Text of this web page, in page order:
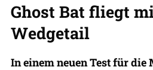
Ghost Bat fliegt
Wedgetail
In einem neuen Test für die